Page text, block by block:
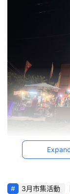
台
灣
車
與
界
3月市集活動